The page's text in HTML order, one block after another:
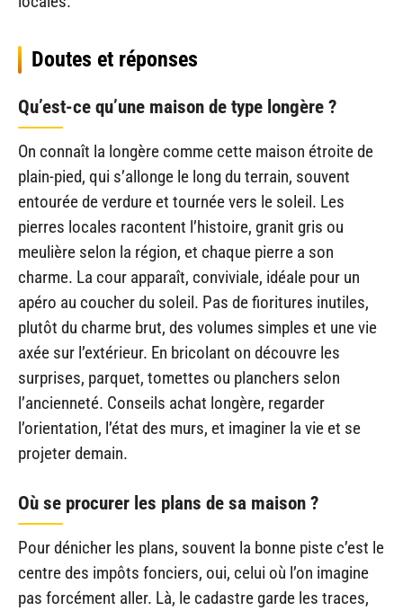
Doutes et réponses
Qu’est-ce qu’une maison de type longère ?
On connaît la longère comme cette maison étroite de
plain-pied, qui s’allonge le long du terrain, souvent
entourée de verdure et tournée vers le soleil. Les
pierres locales racontent l’histoire, granit gris ou
meulière selon la région, et chaque pierre a son
charme. La cour apparaît, conviviale, idéale pour un
apéro au coucher du soleil. Pas de fioritures inutiles,
plutôt du charme brut, des volumes simples et une vie
axée sur l’extérieur. En bricolant on découvre les
surprises, parquet, tomettes ou planchers selon
l’ancienneté. Conseils achat longère, regarder
l’orientation, l’état des murs, et imaginer la vie et se
projeter demain.
Où se procurer les plans de sa maison ?
Pour dénicher les plans, souvent la bonne piste c’est le
centre des impôts fonciers, oui, celui où l’on imagine
pas forcément aller. Là, le cadastre garde les traces,